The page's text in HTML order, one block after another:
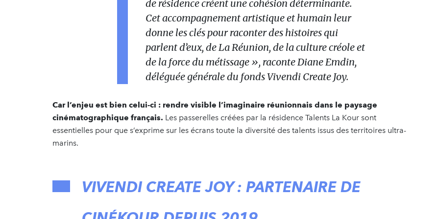
de résidence créent une cohésion déterminante.
Cet accompagnement artistique et humain leur
donne les clés pour raconter des histoires qui
parlent d’eux, de La Réunion, de la culture créole et
de la force du métissage », raconte Diane Emdin,
déléguée générale du fonds Vivendi Create Joy.
Car l’enjeu est bien celui-ci : rendre visible l’imaginaire réunionnais dans le paysage
cinématographique français. Les passerelles créées par la résidence Talents La Kour sont
essentielles pour que s’exprime sur les écrans toute la diversité des talents issus des territoires ultra-
marins.
VIVENDI CREATE JOY : PARTENAIRE DE